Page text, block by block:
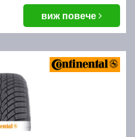
виж повече